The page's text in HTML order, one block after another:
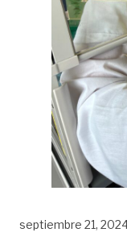
septiembre 21,